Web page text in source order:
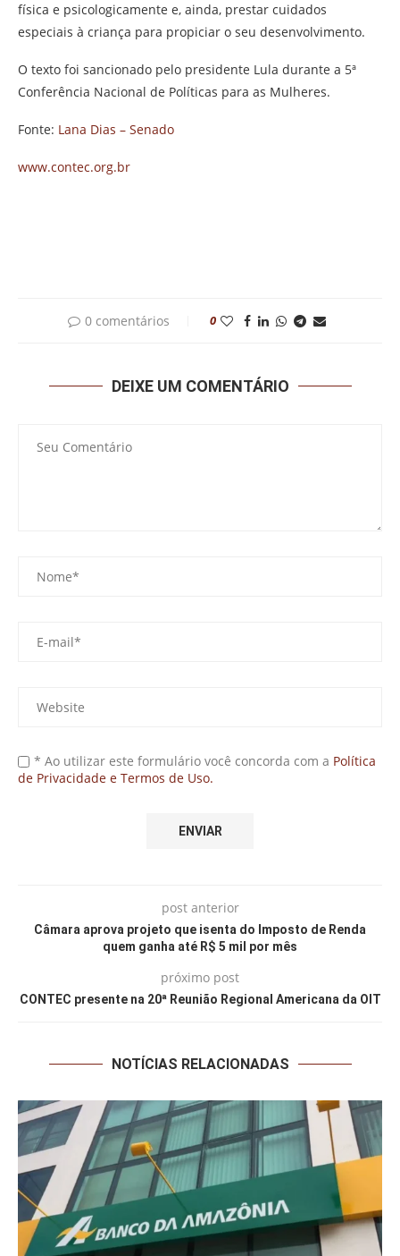
física e psicologicamente e, ainda, prestar cuidados
especiais à criança para propiciar o seu desenvolvimento.
O texto foi sancionado pelo presidente Lula durante a 5ª
Conferência Nacional de Políticas para as Mulheres.
Fonte: Lana Dias – Senado
www.contec.org.br
0 comentários 0
DEIXE UM COMENTÁRIO
* Ao utilizar este formulário você concorda com a Política
de Privacidade e Termos de Uso.
post anterior
Câmara aprova projeto que isenta do Imposto de Renda
quem ganha até R$ 5 mil por mês
próximo post
CONTEC presente na 20ª Reunião Regional Americana da OIT
NOTÍCIAS RELACIONADAS